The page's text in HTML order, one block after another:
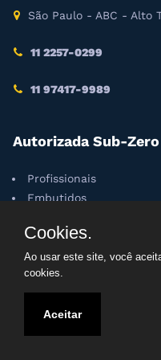
São Paulo - ABC - Alto
11 2257-0299
11 97417-9989
Autorizada Sub-Zero
Profissionais
Embutidos
Caves
Unidades baixas
Churrasqueiras
Cookies.
Ao usar este site, você
cookies.
Aceitar